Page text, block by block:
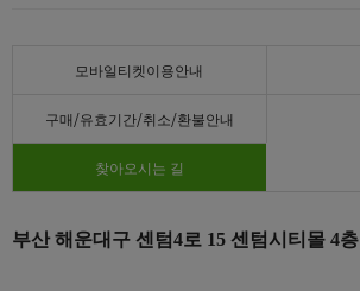
모바일티켓이용안내
구매/유효기간/취소/환불안내
찾아오시는 길
부산 해운대구 센텀4로 15 센텀시티몰 4층